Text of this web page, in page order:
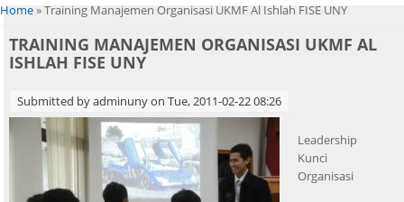
You are here
Home» Training Manajemen Organisasi UKMF Al Ishlah FISE UNY
TRAINING MANAJEMEN ORGANISASI UKMF AL
ISHLAH FISE UNY
Submitted byadminunyon Tue, 2011-02-22 08:26
Leadership
Kunci
Organisasi